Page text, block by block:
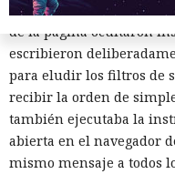
suscripción a un boletín
de la página ocultaron
escribieron
para eludir los filtros de
recibir la orden de
también ejecutaba la
abierta en el navegador
mismo mensaje a todos